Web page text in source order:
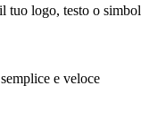
tuo logo, testo o
e veloce